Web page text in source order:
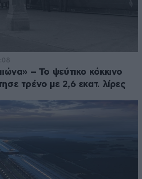
– Το ψεύτικο κόκκινο
τρένο με 2,6 εκατ. λίρες